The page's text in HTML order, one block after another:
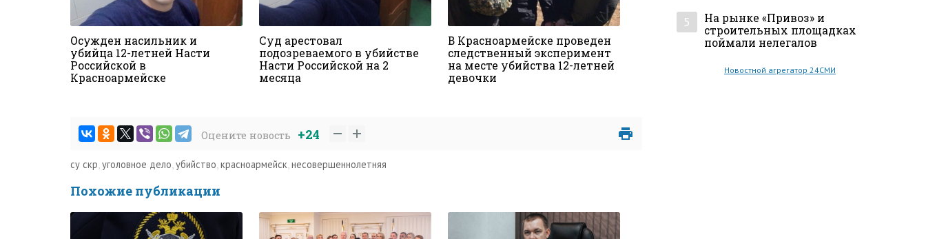
Осужден насильник и
убийца 12-летней Насти
Российской в
Красноармейске
Суд арестовал
подозреваемого в убийстве
Насти Российской на 2
месяца
В Красноармейске проведен
следственный эксперимент
на месте убийства 12-летней
девочки
Оцените новость +24
су скр,уголовное дело,убийство,красноармейск,несовершеннолетняя
Похожие публикации
5
На рынке «Привоз» и
строительных площадках
поймали нелегалов
Новостной агрегатор 24СМИ